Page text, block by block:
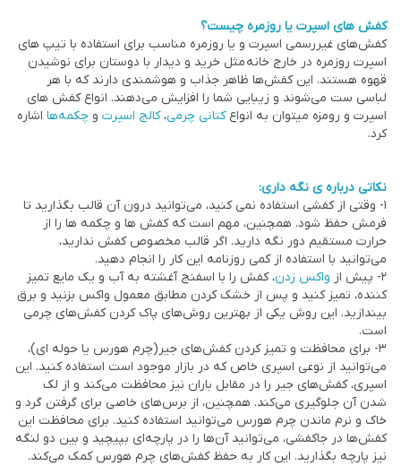
کفش های اسپرت یا روزمره چیست؟
کفش‌های غیررسمی اسپرت و یا روزمره مناسب برای استفاده با تیپ های
اسپرت روزمره در خارج خانه مثل خرید و دیدار با دوستان برای نوشیدن
قهوه هستند. این کفش‌ها ظاهر جذاب و هوشمندی دارند که با هر
لباسی ست می‌شوند و زیبایی شما را افزایش می‌دهند. انواع کفش های
اسپرت و رومزه میتوان به انواعکتانی چرمی،کالج اسپرت و چکمه‌ها اشاره
کرد.
نکاتی درباره ی نگه داری:
1- وقتی از کفشی استفاده نمی کنید، می‌توانید درون آن قالب بگذارید تا
فرمش حفظ شود. همچنین، مهم است که کفش ها و چکمه ها را از
حرارت مستقیم دور نگه دارید. اگر قالب مخصوص کفش ندارید،
می‌توانید با استفاده از کمی روزنامه این کار را انجام دهید.
2- پیش از
واکس زدن، کفش را با اسفنج آغشته به آب و یک مایع تمیز
کننده، تمیز کنید و پس از خشک کردن مطابق معمول واکس بزنید و برق
بیندازید. این روش یکی از بهترین روش‌های پاک کردن کفش‌های چرمی
است.
3- برای محافظت و تمیز کردن کفش‌های جیر(چرم هورس یا حوله ای)،
می‌توانید از نوعی اسپری خاص که در بازار موجود است استفاده کنید. این
اسپری، کفش‌های جیر را در مقابل باران نیز محافظت می‌کند و از لک
شدن آن جلوگیری می‌کند. همچنین، از برس‌های خاصی برای گرفتن گرد و
خاک و نرم ماندن چرم هورس می‌توانید استفاده کنید. برای محافظت این
کفش‌ها در جاکفشی، می‌توانید آن‌ها را در پارچه‌ای بپیچید و بین دو لنگه
نیز پارچه بگذارید. این کار به حفظ کفش‌های چرم هورس کمک می‌کند.